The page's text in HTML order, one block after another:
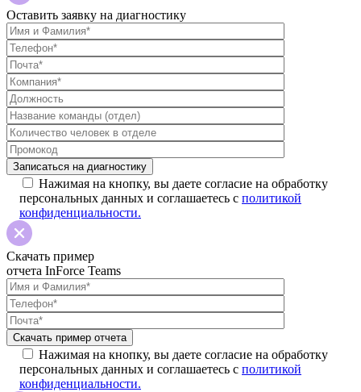
Оставить заявку на диагностику
Нажимая на кнопку, вы даете согласие на обработку
персональных данных и соглашаетесь с политикой
конфиденциальности.
Скачать пример
отчета InForce Teams
Нажимая на кнопку, вы даете согласие на обработку
персональных данных и соглашаетесь с политикой
конфиденциальности.